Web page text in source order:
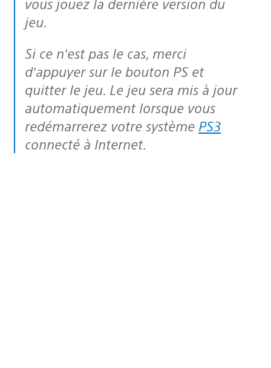
jeu.
Si ce n’est pas le cas, merci
d’appuyer sur le bouton PS et
quitter le jeu. Le jeu sera mis à jour
automatiquement lorsque vous
redémarrerez votre système PS3
connecté à Internet.